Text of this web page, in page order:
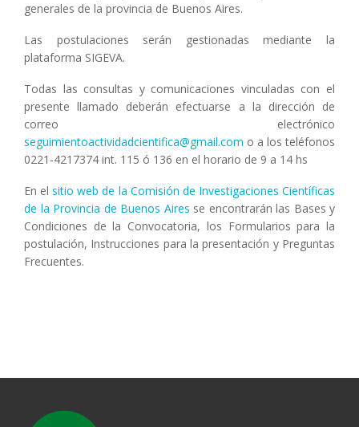
generales de la provincia de Buenos Aires.
Las postulaciones serán gestionadas mediante la
plataforma SIGEVA.
Todas las consultas y comunicaciones vinculadas con el
presente llamado deberán efectuarse a la dirección de
correo electrónico
seguimientoactividadcientifica@gmail.com o a los teléfonos
0221-4217374 int. 115 ó 136 en el horario de 9 a 14 hs
En elsitio web de la Comisión de Investigaciones Científicas
de la Provincia de Buenos Aires se encontrarán las Bases y
Condiciones de la Convocatoria, los Formularios para la
postulación, Instrucciones para la presentación y Preguntas
Frecuentes.